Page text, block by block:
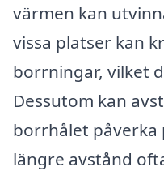
värmen kan
vissa platser kan
borrningar, vilket
Dessutom kan
borrhålet
längre avstånd